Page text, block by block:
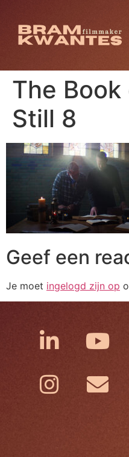
The
Still 8
Geef een
Je moet ingelogd zijn op